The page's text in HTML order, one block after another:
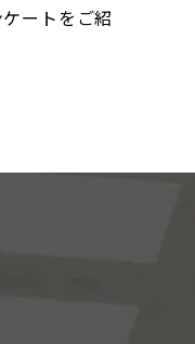
ートをご紹